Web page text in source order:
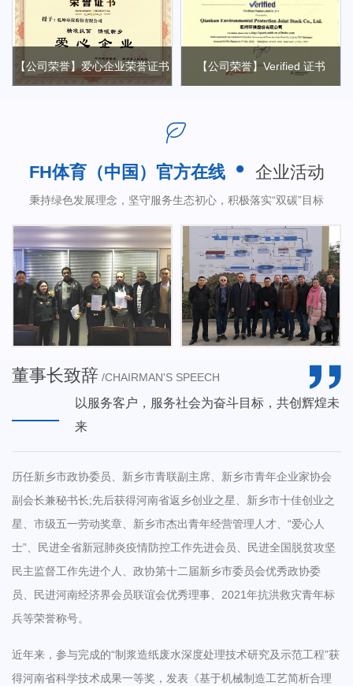
compassionate heart and continued efforts, Qiankun
Environmental Protection actively participates in
more social welfare causes and promotes the spirit
of volunteer service, namely "dedication, friendship,
After years of steady development, the company
environmental protection technologies and
equipment. With a wealth of practical experience
and a research team composed of professionals
skilled in water treatment technology, it has formed
a comprehensive design, manufacturing, and
engineering service system. The company is capable
of providing one-stop services for the treatment of
monitoring for customers in different industries. The
company boasts numerous scientific and
technological achievements, computer software
copyrights, and over 70 patent certificates. It has
achieved more than 2,000 successful cases in
various industrial wastewater and municipal sewage
treatment projects, including papermaking, printing
and dyeing, chemicals, chemical fibers, leather,
pharmaceuticals, food, and aquaculture.
The company's main business includes general
contracting for various industrial and municipal
wastewater and exhaust gas treatment projects, water
reuse, seawater desalination, treatment of black and
【公司荣誉】爱心企业荣誉证书 【公司荣誉】Verified 证书
FH体育（中国）官方在线 企业活动
秉持绿色发展理念，坚守服务生态初心，积极落实“双碳”目标
董事长致辞 /CHAIRMAN'S SPEECH
以服务客户，服务社会为奋斗目标，共创辉煌未
来
历任新乡市政协委员、新乡市青联副主席、新乡市青年企业家协会
副会长兼秘书长;先后获得河南省返乡创业之星、新乡市十佳创业之
星、市级五一劳动奖章、新乡市杰出青年经营管理人才、“爱心人
士”、民进全省新冠肺炎疫情防控工作先进会员、民进全国脱贫攻坚
民主监督工作先进个人、政协第十二届新乡市委员会优秀政协委
员、民进河南经济界会员联谊会优秀理事、2021年抗洪救灾青年标
兵等荣誉称号。
近年来，参与完成的“制浆造纸废水深度处理技术研究及示范工程”获
得河南省科学技术成果一等奖，发表《基于机械制造工艺简析合理